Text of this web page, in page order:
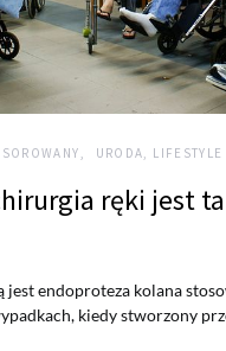
URODA, LIFESTYLE
ręki jest
jest endoproteza kolana
kiedy stworzony